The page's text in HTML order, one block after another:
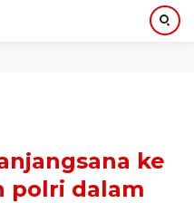
ke
polri dalam